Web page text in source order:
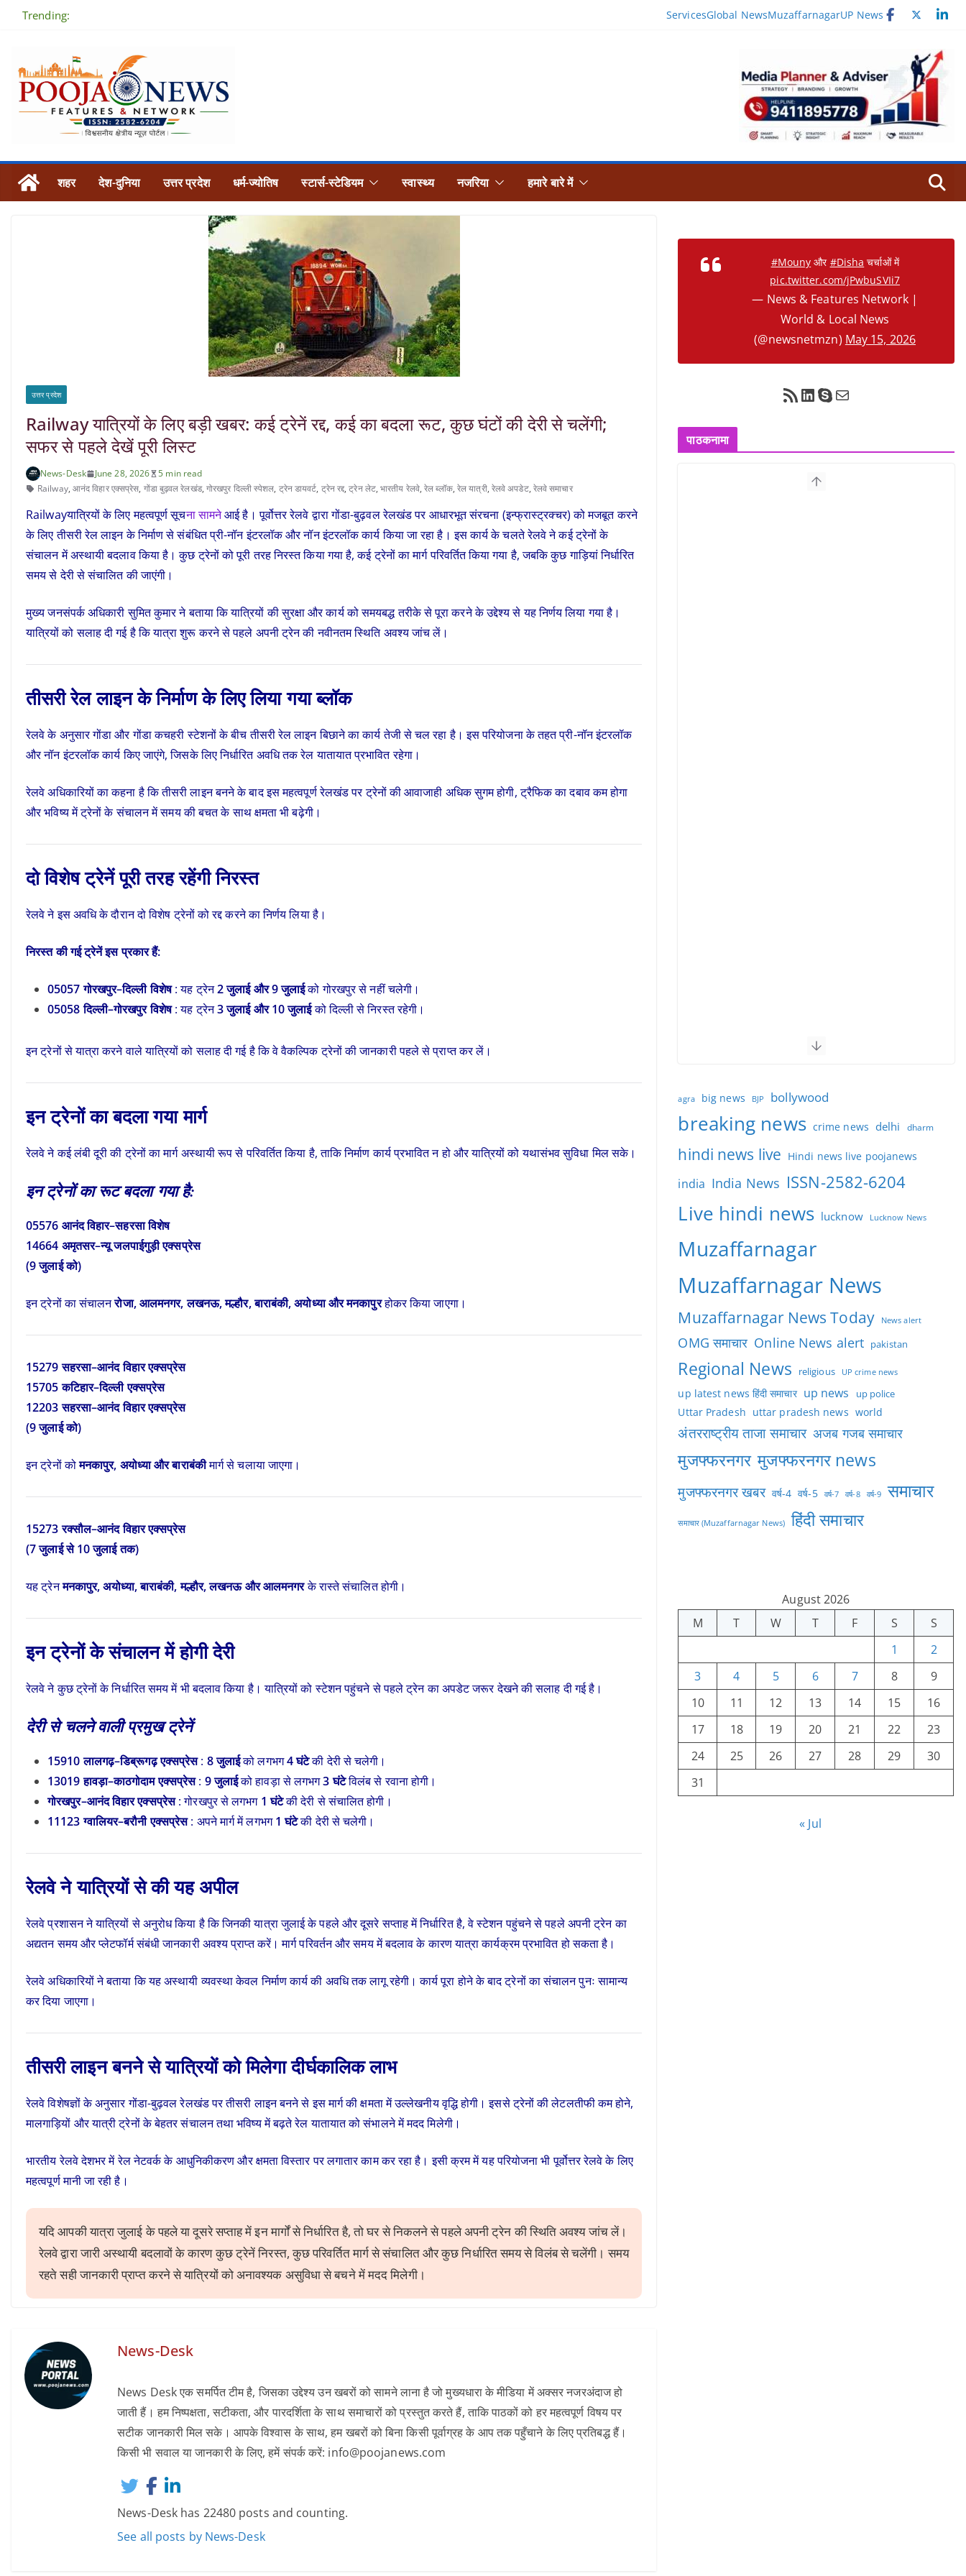
Trending: ServicesGlobal NewsMuzaffarnagarUP News
शहर देश-दुनिया उत्तर प्रदेश धर्म-ज्योतिष स्टार्स-स्टेडियम स्वास्थ्य नजरिया हमारे बारे में
उत्तर प्रदेश
Railway यात्रियों के लिए बड़ी खबर: कई ट्रेनें रद्द, कई का बदला रूट, कुछ घंटों की देरी से चलेंगी;
सफर से पहले देखें पूरी लिस्ट
News-Desk June 28, 2026
5 min read
Railway, आनंद विहार एक्सप्रेस, गोंडा बुढ़वल रेलखंड, गोरखपुर दिल्ली स्पेशल, ट्रेन डायवर्ट, ट्रेन रद्द,ट्रेन लेट,भारतीय रेलवे,रेल ब्लॉक, रेल यात्री, रेलवे अपडेट, रेलवे समाचार
Railwayयात्रियों के लिए महत्वपूर्ण सूचना सामनेआई है। पूर्वोत्तर रेलवे द्वारा गोंडा-बुढ़वल रेलखंड पर आधारभूत संरचना (इन्फ्रास्ट्रक्चर) को मजबूत करने
के लिए तीसरी रेल लाइन के निर्माण से संबंधित प्री-नॉन इंटरलॉक और नॉन इंटरलॉक कार्य किया जा रहा है। इस कार्य के चलते रेलवे ने कई ट्रेनों के
संचालन में अस्थायी बदलाव किया है। कुछ ट्रेनों को पूरी तरह निरस्त किया गया है, कई ट्रेनों का मार्ग परिवर्तित किया गया है, जबकि कुछ गाड़ियां निर्धारित
समय से देरी से संचालित की जाएंगी।
मुख्य जनसंपर्क अधिकारी सुमित कुमार ने बताया कि यात्रियों की सुरक्षा और कार्य को समयबद्ध तरीके से पूरा करने के उद्देश्य से यह निर्णय लिया गया है।
यात्रियों को सलाह दी गई है कि यात्रा शुरू करने से पहले अपनी ट्रेन की नवीनतम स्थिति अवश्य जांच लें।
तीसरी रेल लाइन के निर्माण के लिए लिया गया ब्लॉक
रेलवे के अनुसार गोंडा और गोंडा कचहरी स्टेशनों के बीच तीसरी रेल लाइन बिछाने का कार्य तेजी से चल रहा है। इस परियोजना के तहत प्री-नॉन इंटरलॉक
और नॉन इंटरलॉक कार्य किए जाएंगे, जिसके लिए निर्धारित अवधि तक रेल यातायात प्रभावित रहेगा।
रेलवे अधिकारियों का कहना है कि तीसरी लाइन बनने के बाद इस महत्वपूर्ण रेलखंड पर ट्रेनों की आवाजाही अधिक सुगम होगी, ट्रैफिक का दबाव कम होगा
और भविष्य में ट्रेनों के संचालन में समय की बचत के साथ क्षमता भी बढ़ेगी।
दो विशेष ट्रेनें पूरी तरह रहेंगी निरस्त
रेलवे ने इस अवधि के दौरान दो विशेष ट्रेनों को रद्द करने का निर्णय लिया है।
निरस्त की गई ट्रेनें इस प्रकार हैं:
05057 गोरखपुर–दिल्ली विशेष: यह ट्रेन2 जुलाई और 9 जुलाईको गोरखपुर से नहीं चलेगी।
05058 दिल्ली–गोरखपुर विशेष: यह ट्रेन3 जुलाई और 10 जुलाईको दिल्ली से निरस्त रहेगी।
इन ट्रेनों से यात्रा करने वाले यात्रियों को सलाह दी गई है कि वे वैकल्पिक ट्रेनों की जानकारी पहले से प्राप्त कर लें।
इन ट्रेनों का बदला गया मार्ग
रेलवे ने कई लंबी दूरी की ट्रेनों का मार्ग अस्थायी रूप से परिवर्तित किया है, ताकि निर्माण कार्य प्रभावित न हो और यात्रियों को यथासंभव सुविधा मिल सके।
इन ट्रेनों का रूट बदला गया है:
05576 आनंद विहार–सहरसा विशेष
14664 अमृतसर–न्यू जलपाईगुड़ी एक्सप्रेस
(9 जुलाई को)
इन ट्रेनों का संचालनरोजा, आलमनगर, लखनऊ, मल्हौर, बाराबंकी, अयोध्या और मनकापुरहोकर किया जाएगा।
15279 सहरसा–आनंद विहार एक्सप्रेस
15705 कटिहार–दिल्ली एक्सप्रेस
12203 सहरसा–आनंद विहार एक्सप्रेस
(9 जुलाई को)
इन ट्रेनों कोमनकापुर, अयोध्या और बाराबंकीमार्ग से चलाया जाएगा।
15273 रक्सौल–आनंद विहार एक्सप्रेस
(7 जुलाई से 10 जुलाई तक)
यह ट्रेनमनकापुर, अयोध्या, बाराबंकी, मल्हौर, लखनऊ और आलमनगरके रास्ते संचालित होगी।
इन ट्रेनों के संचालन में होगी देरी
रेलवे ने कुछ ट्रेनों के निर्धारित समय में भी बदलाव किया है। यात्रियों को स्टेशन पहुंचने से पहले ट्रेन का अपडेट जरूर देखने की सलाह दी गई है।
देरी से चलने वाली प्रमुख ट्रेनें
15910 लालगढ़–डिब्रूगढ़ एक्सप्रेस: 8 जुलाईको लगभग4 घंटेकी देरी से चलेगी।
13019 हावड़ा–काठगोदाम एक्सप्रेस: 9 जुलाईको हावड़ा से लगभग3 घंटेविलंब से रवाना होगी।
गोरखपुर–आनंद विहार एक्सप्रेस: गोरखपुर से लगभग 1 घंटेकी देरी से संचालित होगी।
11123 ग्वालियर–बरौनी एक्सप्रेस: अपने मार्ग में लगभग1 घंटेकी देरी से चलेगी।
रेलवे ने यात्रियों से की यह अपील
रेलवे प्रशासन ने यात्रियों से अनुरोध किया है कि जिनकी यात्रा जुलाई के पहले और दूसरे सप्ताह में निर्धारित है, वे स्टेशन पहुंचने से पहले अपनी ट्रेन का
अद्यतन समय और प्लेटफॉर्म संबंधी जानकारी अवश्य प्राप्त करें। मार्ग परिवर्तन और समय में बदलाव के कारण यात्रा कार्यक्रम प्रभावित हो सकता है।
रेलवे अधिकारियों ने बताया कि यह अस्थायी व्यवस्था केवल निर्माण कार्य की अवधि तक लागू रहेगी। कार्य पूरा होने के बाद ट्रेनों का संचालन पुनः सामान्य
कर दिया जाएगा।
तीसरी लाइन बनने से यात्रियों को मिलेगा दीर्घकालिक लाभ
रेलवे विशेषज्ञों के अनुसार गोंडा-बुढ़वल रेलखंड पर तीसरी लाइन बनने से इस मार्ग की क्षमता में उल्लेखनीय वृद्धि होगी। इससे ट्रेनों की लेटलतीफी कम होने,
मालगाड़ियों और यात्री ट्रेनों के बेहतर संचालन तथा भविष्य में बढ़ते रेल यातायात को संभालने में मदद मिलेगी।
भारतीय रेलवे देशभर में रेल नेटवर्क के आधुनिकीकरण और क्षमता विस्तार पर लगातार काम कर रहा है। इसी क्रम में यह परियोजना भी पूर्वोत्तर रेलवे के लिए
महत्वपूर्ण मानी जा रही है।
यदि आपकी यात्रा जुलाई के पहले या दूसरे सप्ताह में इन मार्गों से निर्धारित है, तो घर से निकलने से पहले अपनी ट्रेन की स्थिति अवश्य जांच लें।
रेलवे द्वारा जारी अस्थायी बदलावों के कारण कुछ ट्रेनें निरस्त, कुछ परिवर्तित मार्ग से संचालित और कुछ निर्धारित समय से विलंब से चलेंगी। समय
रहते सही जानकारी प्राप्त करने से यात्रियों को अनावश्यक असुविधा से बचने में मदद मिलेगी।
News-Desk
News Desk एक समर्पित टीम है, जिसका उद्देश्य उन खबरों को सामने लाना है जो मुख्यधारा के मीडिया में अक्सर नजरअंदाज हो
जाती हैं। हम निष्पक्षता, सटीकता, और पारदर्शिता के साथ समाचारों को प्रस्तुत करते हैं, ताकि पाठकों को हर महत्वपूर्ण विषय पर
सटीक जानकारी मिल सके। आपके विश्वास के साथ, हम खबरों को बिना किसी पूर्वाग्रह के आप तक पहुँचाने के लिए प्रतिबद्ध हैं।
किसी भी सवाल या जानकारी के लिए, हमें संपर्क करें: info@poojanews.com
News-Desk has 22480 posts and counting.
See all posts by News-Desk
#Mouny और #Disha चर्चाओं में
pic.twitter.com/jPwbuSVIi7
— News & Features Network |
World & Local News
(@newsnetmzn) May 15, 2026
RSS Feed LinkedIn Skype Mail
पाठकनामा
agra big news BJP bollywood
breaking news crime news delhi dharm
hindi news live Hindi news live poojanews
india India News ISSN-2582-6204
Live hindi news lucknow Lucknow News
Muzaffarnagar
Muzaffarnagar News
Muzaffarnagar News Today News alert
OMG समाचार Online News alert pakistan
Regional News religious UP crime news
up latest news हिंदी समाचार up news up police
Uttar Pradesh uttar pradesh news world
अंतरराष्ट्रीय ताजा समाचार अजब गजब समाचार
मुजफ्फरनगर मुजफ्फरनगर news
मुजफ्फरनगर खबर वर्ष-4 वर्ष-5 वर्ष-7 वर्ष-8 वर्ष-9 समाचार
समाचार (Muzaffarnagar News) हिंदी समाचार
August 2026
M
T W T F S
S
1
2
3
4 5 6 7 8
9
10
11 12 13 14 15
16
17
18 19 20 21 22
23
24
25 26 27 28 29
30
31
« Jul